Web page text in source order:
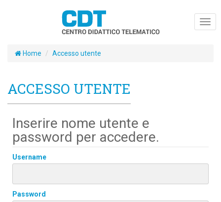
Home Accesso utente
ACCESSO UTENTE
Inserire nome utente e
password per accedere.
Username
Password